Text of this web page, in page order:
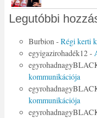
Legutóbbi
Burbion-Régi kerti
egyigazirohadék12-
kommunikációja
kommunikációja